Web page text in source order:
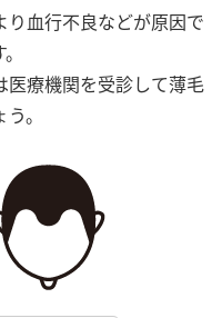
血行不良などが原因で
医療機関を受診して薄毛
。